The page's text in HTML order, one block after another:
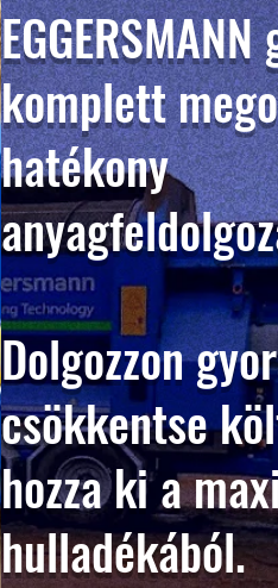
komplett
hatékony
Dolgozzon
csökkentse
hozza ki a
hulladékából.